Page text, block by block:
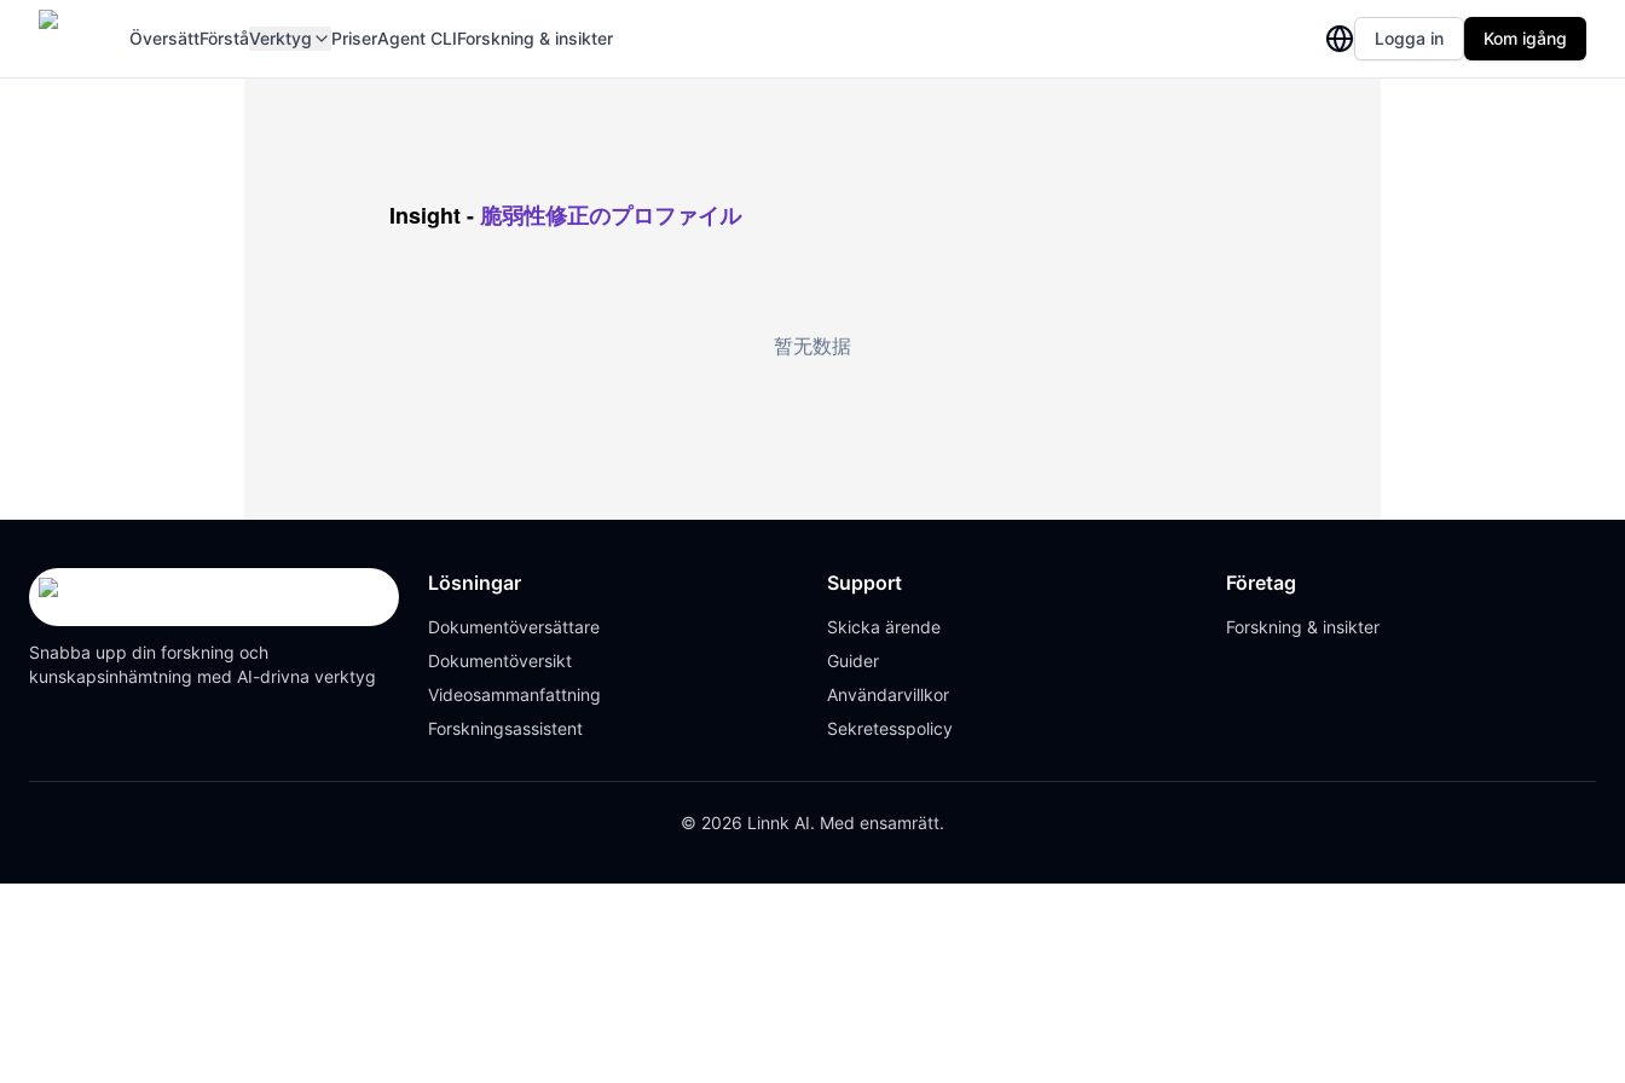
ÖversättFörståVerktyg PriserAgent CLIForskning & insikter Logga in Kom igång
Insight- 脆弱性修正のプロファイル
暂无数据
Snabba upp din forskning och
kunskapsinhämtning med AI-drivna verktyg
Lösningar
Dokumentöversättare
Dokumentöversikt
Videosammanfattning
Forskningsassistent
Support
Skicka ärende
Guider
Användarvillkor
Sekretesspolicy
Företag
Forskning & insikter
© 2026 Linnk AI. Med ensamrätt.